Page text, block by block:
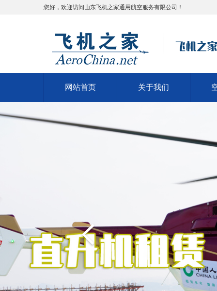
您好，欢迎访问山东飞机之家通用航空服务有限公司！
网站首页 关于我们